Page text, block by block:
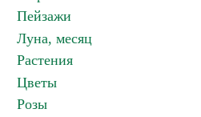
Пейзажи
Луна, месяц
Растения
Цветы
Розы